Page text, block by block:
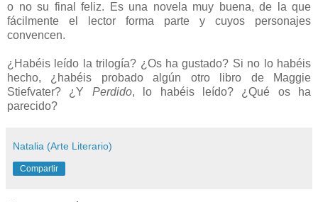
o no su final feliz. Es una novela muy buena, de la que
fácilmente el lector forma parte y cuyos personajes
convencen.
¿Habéis leído la trilogía? ¿Os ha gustado? Si no lo habéis
hecho, ¿habéis probado algún otro libro de Maggie
Stiefvater? ¿Y Perdido, lo habéis leído? ¿Qué os ha
parecido?
Natalia (Arte Literario)
Compartir